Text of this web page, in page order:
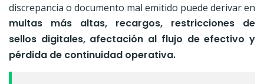
discrepancia o documento mal emitido puede derivar en
multas más altas, recargos, restricciones de
sellos digitales, afectación al flujo de efectivo y
pérdida de continuidad operativa.